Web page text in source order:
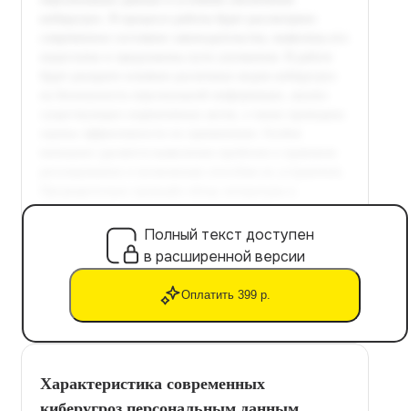
Полный текст доступен
в расширенной версии
Оплатить 399 р.
Характеристика современных